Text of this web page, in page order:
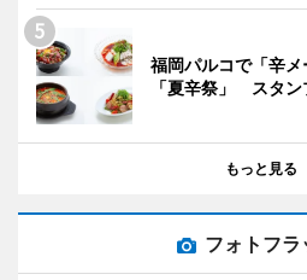
福岡パルコで「辛
「夏辛祭」 スタン
もっと見る
フォトフラ